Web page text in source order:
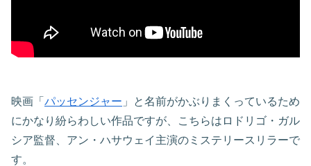
映画「 パッセンジャー 」と名前がかぶりまくっているため
にかなり紛らわしい作品ですが、こちらはロドリゴ・ガル
シア監督、アン・ハサウェイ主演のミステリースリラーで
す。